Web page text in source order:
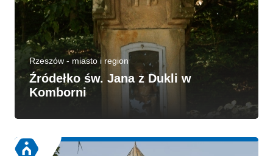
Rzeszów - miasto i region
Źródełko św. Jana z Dukli w
Komborni